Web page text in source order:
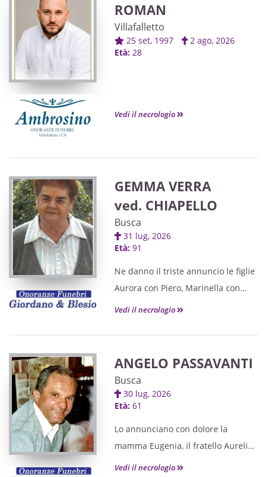
ROMAN
Villafalletto
25 set, 1997
2 ago, 2026
Età: 28
Vedi il necrologio
GEMMA VERRA
ved. CHIAPELLO
Busca
31 lug, 2026
Età: 91
Ne danno il triste annuncio le figlie
Aurora con Piero, Marinella con
Lanfranco e Monica con Silvano, gli
Giulia con Samuele, Marika con
e parenti tutti.
Vedi il necrologio
ANGELO PASSAVANTI
Busca
30 lug, 2026
Età: 61
Lo annunciano con dolore la
mamma Eugenia, il fratello Aurelio,
la cognata Alice, le amatissime
Vedi il necrologio